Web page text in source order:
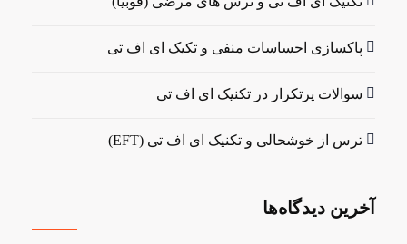
پاکسازی احساسات منفی و تکیک ای اف تی
سوالات پرتکرار در تکنیک ای اف تی
ترس از خوشحالی و تکنیک ای اف تی (EFT)
آخرین دیدگاه‌ها